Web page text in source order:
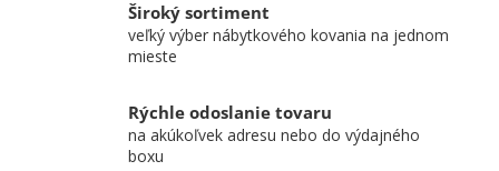
Široký sortiment
veľký výber nábytkového kovania na jednom
mieste
Rýchle odoslanie tovaru
na akúkoľvek adresu nebo do výdajného
boxu